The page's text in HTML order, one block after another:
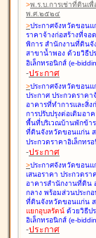
>พ.ร.บ.การเช่าที่ดินเพื่
พ.ศ.๒๕๒๔
>ประกาศจังหวัดขอนแ
ราคาจ้างก่อสร้างที่จอ
พิการ สำนักงานที่ดิน
สาขาน้ำพอง ด้วยวิธีป
อิเล็กทรอนิกส์ (e-
-ประกาศ
>ประกาศจังหวัดขอนแ
ประกาศ ประกวดราคา
อาคารที่ทำการและสิ่ง
การปรับปรุงต่อเติมอา
พื้นที่บริเวณบ้านพักข้า
ที่ดินจังหวัดขอนแก่น ส
ประกวดราคาอิเล็กทร
-ประกาศ
>ประกาศจังหวัดขอนแ
เสนอราคา ประกวดรา
อาคารสำนักงานที่ดิน
กลาง พร้อมส่วนประก
ที่ดินจังหวัดขอนแก่น
แยกอุบลรัตน์ ด้วยวิธีป
อิเล็กทรอนิกส์ (e-
-ประกาศ